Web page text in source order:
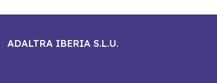
ADALTRA IBERIA S.L.U.